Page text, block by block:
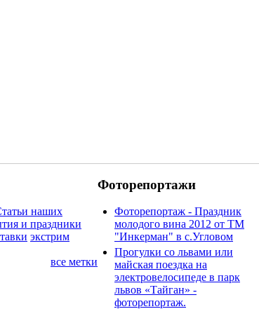
наших
и праздники
экстрим
все метки
Фоторепортажи
Фоторепортаж - Праздник
молодого вина 2012 от ТМ
"Инкерман" в с.Угловом
Прогулки cо львами или
майская поездка на
электровелосипеде в парк
львов «Тайган» -
фоторепортаж.